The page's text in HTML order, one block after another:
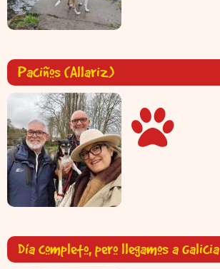
Paciños (Allariz)
Día completo, pero llegamos a Galicia